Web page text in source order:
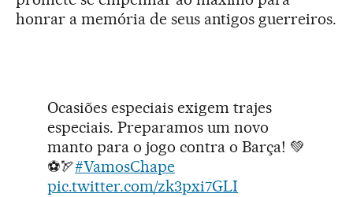
honrar a memória de seus antigos guerreiros.
Ocasiões especiais exigem trajes
especiais. Preparamos um novo
manto para o jogo contra o Barça! 💚
⚽️🏹#VamosChape
pic.twitter.com/zk3pxi7GLI